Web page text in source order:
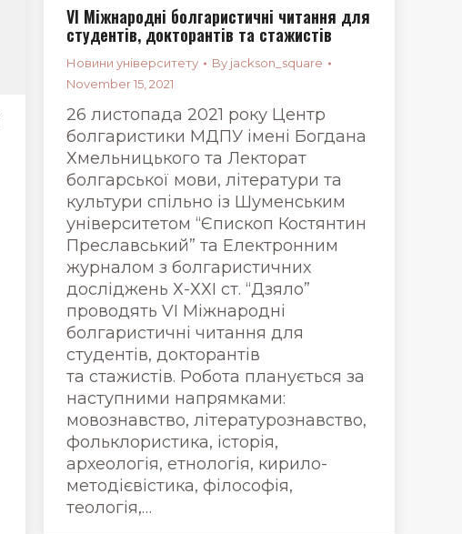
VI Міжнародні болгаристичні читання для
студентів, докторантів та стажистів
Новини університету By jackson_square
November 15, 2021
26 листопада 2021 року Центр
болгаристики МДПУ імені Богдана
Хмельницького та Лекторат
болгарської мови, літератури та
культури спільно із Шуменським
університетом “Єпископ Костянтин
Преславський” та Електронним
журналом з болгаристичних
досліджень Х-ХХІ ст. “Дзяло”
проводять VI Міжнародні
болгаристичні читання для
студентів, докторантів
та стажистів. Робота планується за
наступними напрямками:
мовознавство, літературознавство,
фольклористика, історія,
археологія, етнологія, кирило-
методієвістика, філософія,
теологія,…